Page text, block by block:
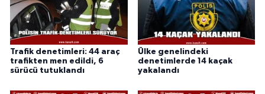
Trafik denetimleri: 44 araç
trafikten men edildi, 6
sürücü tutuklandı
Ülke genelindeki
denetimlerde 14 kaçak
yakalandı